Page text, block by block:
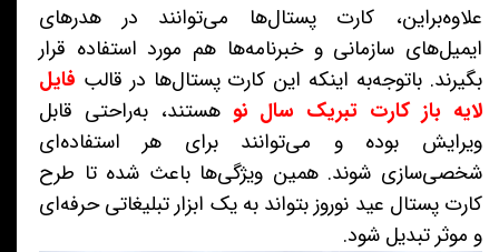
علاوه‌براین، کارت پستال‌ها می‌توانند در هدرهای
ایمیل‌های سازمانی و خبرنامه‌ها هم مورد استفاده قرار
بگیرند. باتوجه‌به اینکه این کارت پستال‌ها در قالب فایل
لایه باز کارت تبریک سال نو هستند، به‌راحتی قابل
ویرایش بوده و می‌توانند برای هر استفاده‌ای
شخصی‌سازی شوند. همین ویژگی‌ها باعث شده تا طرح
کارت پستال عید نوروز بتواند به یک ابزار تبلیغاتی حرفه‌ای
و موثر تبدیل شود.